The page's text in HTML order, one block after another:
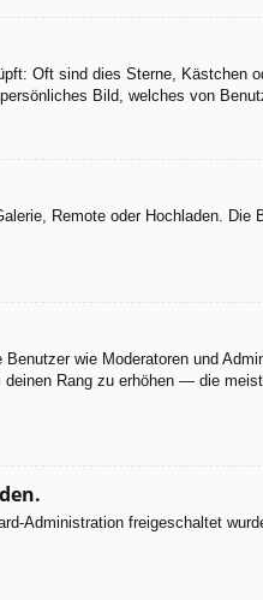
Oft sind dies Sterne, Kästchen
Bild, welches von
Remote oder Hochladen.
wie Moderatoren und
Rang zu erhöhen — die
Administration freigeschaltet